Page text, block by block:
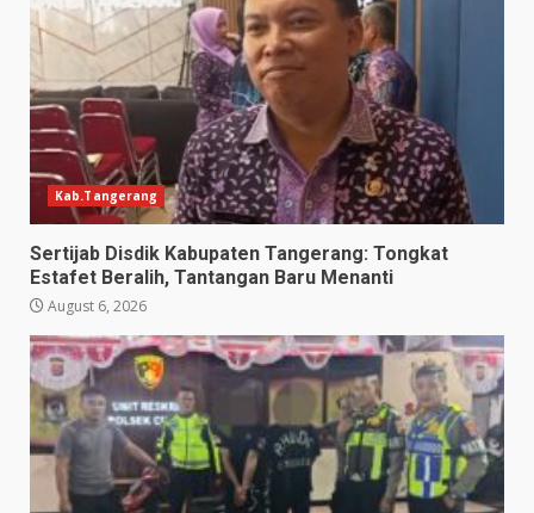
Kab.Tangerang
Sertijab Disdik Kabupaten Tangerang: Tongkat
Estafet Beralih, Tantangan Baru Menanti
August 6, 2026